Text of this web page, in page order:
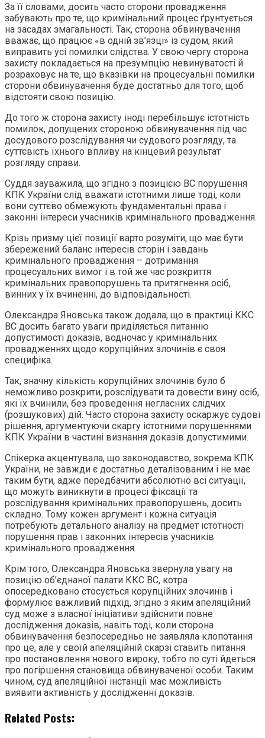
За її словами, досить часто сторони провадження
забувають про те, що кримінальний процес ґрунтується
на засадах змагальності. Так, сторона обвинувачення
вважає, що працює «в одній зв’язці» із судом, який
виправить усі помилки слідства. У свою чергу сторона
захисту покладається на презумпцію невинуватості й
розраховує на те, що вказівки на процесуальні помилки
сторони обвинувачення буде достатньо для того, щоб
відстояти свою позицію.
До того ж сторона захисту іноді перебільшує істотність
помилок, допущених стороною обвинувачення під час
досудового розслідування чи судового розгляду, та
суттєвість їхнього впливу на кінцевий результат
розгляду справи.
Суддя зауважила, що згідно з позицією ВС порушення
КПК України слід вважати істотними лише тоді, коли
вони суттєво обмежують фундаментальні права і
законні інтереси учасників кримінального провадження.
Крізь призму цієї позиції варто розуміти, що має бути
збережений баланс інтересів сторін і завдань
кримінального провадження – дотримання
процесуальних вимог і в той же час розкриття
кримінальних правопорушень та притягнення осіб,
винних у їх вчиненні, до відповідальності.
Олександра Яновська також додала, що в практиці ККС
ВС досить багато уваги приділяється питанню
допустимості доказів, водночас у кримінальних
провадженнях щодо корупційних злочинів є своя
специфіка.
Так, значну кількість корупційних злочинів було б
неможливо розкрити, розслідувати та довести вину осіб,
які їх вчинили, без проведення негласних слідчих
(розшукових) дій. Часто сторона захисту оскаржує судові
рішення, аргументуючи скаргу істотними порушеннями
КПК України в частині визнання доказів допустимими.
Спікерка акцентувала, що законодавство, зокрема КПК
України, не завжди є достатньо деталізованим і не має
таким бути, адже передбачити абсолютно всі ситуації,
що можуть виникнути в процесі фіксації та
розслідування кримінальних правопорушень, досить
складно. Тому кожен аргумент і кожна ситуація
потребують детального аналізу на предмет істотності
порушення прав і законних інтересів учасників
кримінального провадження.
Крім того, Олександра Яновська звернула увагу на
позицію об’єднаної палати ККС ВС, котра
опосередковано стосується корупційних злочинів і
формулює важливий підхід, згідно з яким апеляційний
суд може з власної ініціативи здійснити повне
дослідження доказів, навіть тоді, коли сторона
обвинувачення безпосередньо не заявляла клопотання
про це, але у своїй апеляційній скарзі ставить питання
про постановлення нового вироку, тобто по суті йдеться
про погіршення становища обвинуваченої особи. Таким
чином, суд апеляційної інстанції має можливість
виявити активність у дослідженні доказів.
Related Posts: